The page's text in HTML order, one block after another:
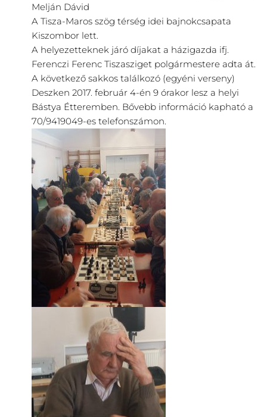
Melján Dávid
A Tisza-Maros szög térség idei bajnokcsapata
Kiszombor lett.
A helyezetteknek járó díjakat a házigazda ifj.
Ferenczi Ferenc Tiszasziget polgármestere adta át.
A következő sakkos találkozó (egyéni verseny)
Deszken 2017. február 4-én 9 órakor lesz a helyi
Bástya Étteremben. Bővebb információ kapható a
70/9419049-es telefonszámon.